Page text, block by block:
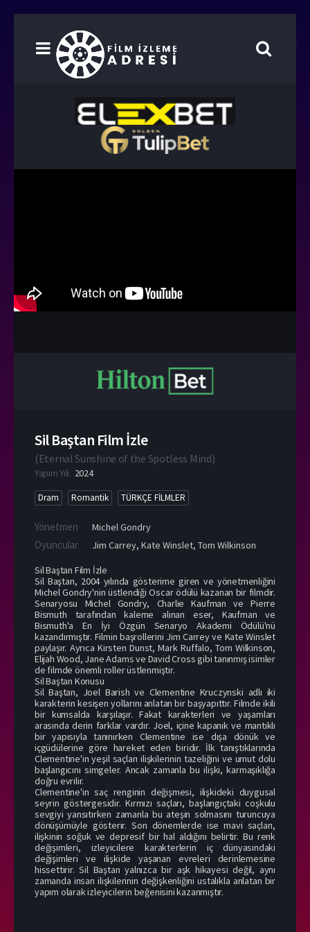
Sil Baştan Film İzle
(Eternal Sunshine of the Spotless Mind)
Yapım Yılı 2024
Dram Romantik TÜRKÇE FİLMLER
Yönetmen Michel Gondry
Oyuncular Jim Carrey, Kate Winslet, Tom Wilkinson
Sil Baştan Film İzle
Sil Baştan, 2004 yılında gösterime giren ve yönetmenliğini
Michel Gondry'nin üstlendiği Oscar ödülü kazanan bir filmdir.
Senaryosu Michel Gondry, Charlie Kaufman ve Pierre
Bismuth tarafından kaleme alınan eser, Kaufman ve
Bismuth'a En İyi Özgün Senaryo Akademi Ödülü'nü
kazandırmıştır. Filmin başrollerini Jim Carrey ve Kate Winslet
paylaşır. Ayrıca Kirsten Dunst, Mark Ruffalo, Tom Wilkinson,
Elijah Wood, Jane Adams ve David Cross gibi tanınmış isimler
de filmde önemli roller üstlenmiştir.
Sil Baştan Konusu
Sil Baştan, Joel Barish ve Clementine Kruczynski adlı iki
karakterin kesişen yollarını anlatan bir başyapıttır. Filmde ikili
bir kumsalda karşılaşır. Fakat karakterleri ve yaşamları
arasında derin farklar vardır. Joel, içine kapanık ve mantıklı
bir yapısıyla tanınırken Clementine ise dışa dönük ve
içgüdülerine göre hareket eden biridir. İlk tanıştıklarında
Clementine'in yeşil saçları ilişkilerinin tazeliğini ve umut dolu
başlangıcını simgeler. Ancak zamanla bu ilişki, karmaşıklığa
doğru evrilir.
Clementine'in saç renginin değişmesi, ilişkideki duygusal
seyrin göstergesidir. Kırmızı saçları, başlangıçtaki coşkulu
sevgiyi yansıtırken zamanla bu ateşin solmasını turuncuya
dönüşümüyle gösterir. Son dönemlerde ise mavi saçları,
ilişkinin soğuk ve depresif bir hal aldığını belirtir. Bu renk
değişimleri, izleyicilere karakterlerin iç dünyasındaki
değişimleri ve ilişkide yaşanan evreleri derinlemesine
hissettirir. Sil Baştan yalnızca bir aşk hikayesi değil, aynı
zamanda insan ilişkilerinin değişkenliğini ustalıkla anlatan bir
yapım olarak izleyicilerin beğenisini kazanmıştır.